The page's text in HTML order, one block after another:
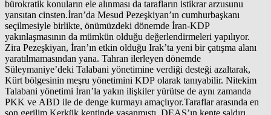
bürokratik konuların ele alınması da tarafların istikrar arzusunu
yansıtan cinsten.İran’da Mesud Pezeşkiyan’ın cumhurbaşkanı
seçilmesiyle birlikte, önümüzdeki dönemde İran-KDP
yakınlaşmasının da mümkün olduğu değerlendirmeleri yapılıyor.
Zira Pezeşkiyan, İran’ın etkin olduğu Irak’ta yeni bir çatışma alanı
yaratılmamasından yana. Tahran ilerleyen dönemde
Süleymaniye’deki Talabani yönetimine verdiği desteği azaltarak,
Kürt bölgesinin meşru yönetimini KDP olarak tanıyabilir. Nitekim
Talabani yönetimi İran’la yakın ilişkiler yürütse de aynı zamanda
PKK ve ABD ile de denge kurmayı amaçlıyor.Taraflar arasında en
son gerilim Kerkük kentinde yaşanmıştı. DEAŞ’ın kente saldırı